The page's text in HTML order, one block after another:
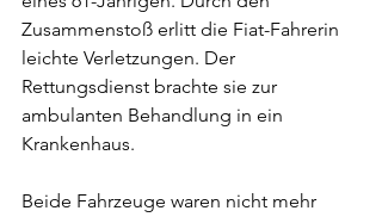
Zusammenstoß erlitt die Fiat-Fahrerin
leichte Verletzungen. Der
Rettungsdienst brachte sie zur
ambulanten Behandlung in ein
Krankenhaus.
Beide Fahrzeuge waren nicht mehr